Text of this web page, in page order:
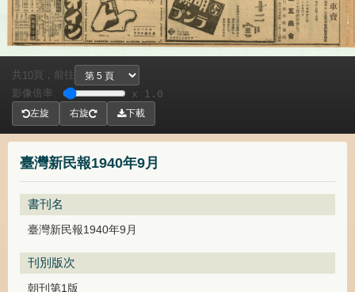
臺灣新民報1940年9月
書刊名
臺灣新民報1940年9月
刊別版次
朝刊第1版
共 10頁， 前往
影像倍率
x 1.0
左旋 右旋 下載